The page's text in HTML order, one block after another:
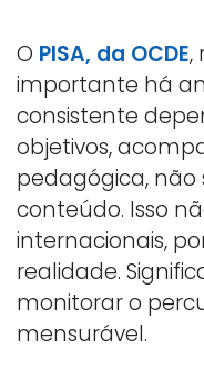
O PISA, da OCDE,
importante há
consistente
objetivos,
pedagógica, não
conteúdo. Isso
internacionais,
realidade.
monitorar o
mensurável.